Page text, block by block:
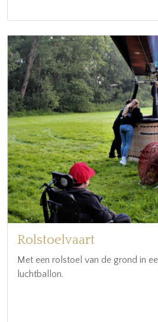
Rolstoelvaart
Met een rolstoel van de grond in
luchtballon.